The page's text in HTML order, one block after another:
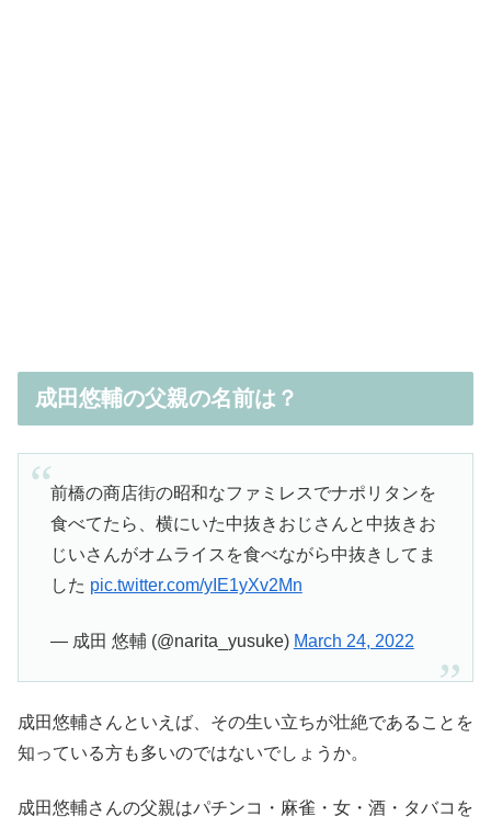
成田悠輔の父親の名前は？
前橋の商店街の昭和なファミレスでナポリタンを
食べてたら、横にいた中抜きおじさんと中抜きお
じいさんがオムライスを食べながら中抜きしてま
した pic.twitter.com/yIE1yXv2Mn
— 成田 悠輔 (@narita_yusuke) March 24, 2022
成田悠輔さんといえば、その生い立ちが壮絶であることを
知っている方も多いのではないでしょうか。
成田悠輔さんの父親はパチンコ・麻雀・女・酒・タバコを